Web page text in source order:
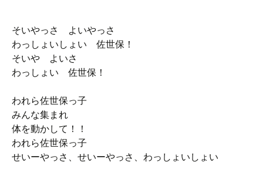
そいやっさ よいやっさ
わっしょいしょい 佐世保！
そいや よいさ
わっしょい 佐世保！
われら佐世保っ子
みんな集まれ
体を動かして！！
われら佐世保っ子
せいーやっさ、せいーやっさ、わっしょいしょい